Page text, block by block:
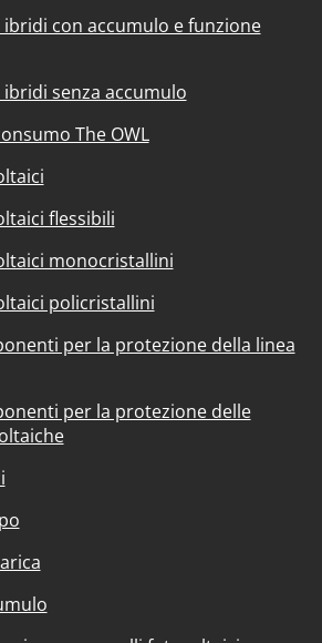
con accumulo e funzione
senza accumulo
The OWL
flessibili
monocristallini
policristallini
per la protezione della linea
per la protezione delle